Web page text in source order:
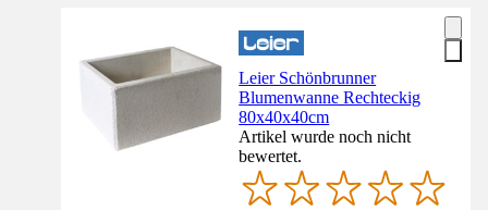
Leier Schönbrunner
Blumenwanne Rechteckig
80x40x40cm
Artikel wurde noch nicht
bewertet.